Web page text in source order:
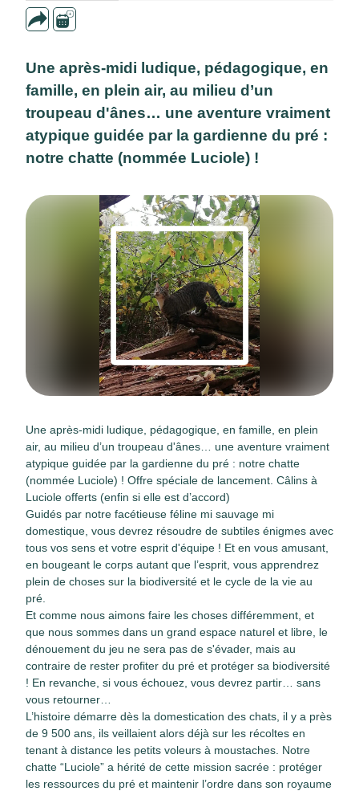
Une après-midi ludique, pédagogique, en
famille, en plein air, au milieu d’un
troupeau d'ânes… une aventure vraiment
atypique guidée par la gardienne du pré :
notre chatte (nommée Luciole) !
Une après-midi ludique, pédagogique, en famille, en plein
air, au milieu d’un troupeau d'ânes… une aventure vraiment
atypique guidée par la gardienne du pré : notre chatte
(nommée Luciole) ! Offre spéciale de lancement. Câlins à
Luciole offerts (enfin si elle est d’accord)
Guidés par notre facétieuse féline mi sauvage mi
domestique, vous devrez résoudre de subtiles énigmes avec
tous vos sens et votre esprit d'équipe ! Et en vous amusant,
en bougeant le corps autant que l’esprit, vous apprendrez
plein de choses sur la biodiversité et le cycle de la vie au
pré.
Et comme nous aimons faire les choses différemment, et
que nous sommes dans un grand espace naturel et libre, le
dénouement du jeu ne sera pas de s'évader, mais au
contraire de rester profiter du pré et protéger sa biodiversité
! En revanche, si vous échouez, vous devrez partir… sans
vous retourner…
L’histoire démarre dès la domestication des chats, il y a près
de 9 500 ans, ils veillaient alors déjà sur les récoltes en
tenant à distance les petits voleurs à moustaches. Notre
chatte “Luciole” a hérité de cette mission sacrée : protéger
les ressources du pré et maintenir l’ordre dans son royaume